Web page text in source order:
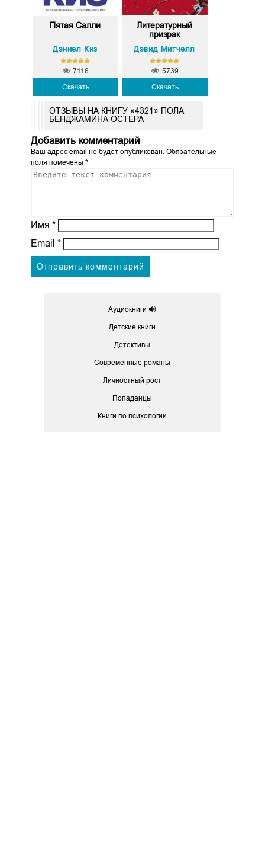
Пятая Салли
Дэниел Киз
Скачать
7116
Литературный
призрак
Дэвид Митчелл
Скачать
5739
ОТЗЫВЫ НА КНИГУ «4321» ПОЛА
БЕНДЖАМИНА ОСТЕРА
Добавить комментарий
Ваш адрес email не будет опубликован.Обязательные
поля помечены *
Имя *
Email *
Аудиокниги 🔊
Детские книги
Детективы
Современные романы
Личностный рост
Попаданцы
Книги по психологии